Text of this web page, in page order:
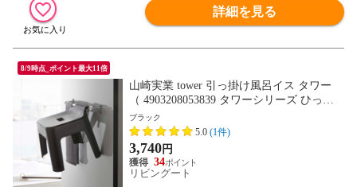
詳細を見る
8/9時点_ポイント最大11倍
山崎実業 tower 引っ掛け風呂イス タワー
（ 4903208053839 タワーシリーズ ひっか
け 引っ掛け 引っかけ 風呂 イス バスチェ
ア 30 壁面 壁 収納 フック お風呂 浴室 いす
椅子 滑り止め ） 【ブラック】
ブラック
5.0 (1件)
3,740円
34
リビングート